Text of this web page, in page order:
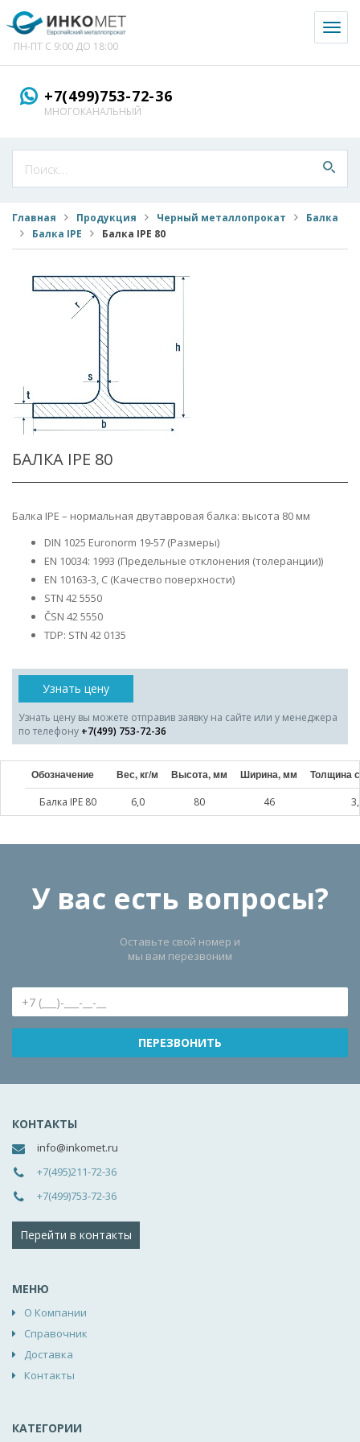
ПН-ПТ С 9:00 ДО 18:00
+7(499)753-72-36
МНОГОКАНАЛЬНЫЙ
Главная Продукция Черный металлопрокат
Балка
Балка IPE
Балка IPE 80
БАЛКА IPE 80
Балка IPE – нормальная двутавровая балка: высота 80 мм
DIN 1025 Euronorm 19-57 (Размеры)
EN 10034: 1993 (Предельные отклонения (толеранции))
EN 10163-3, C (Качество поверхности)
STN 42 5550
ČSN 42 5550
TDP: STN 42 0135
Узнать цену
Узнать цену вы можете отправив заявку на сайте или у менеджера
по телефону +7(499) 753-72-36
Обозначение Вес, кг/м Высота, мм Ширина, мм Толщина
Балка IPE 80 6,0 80 46
У вас есть вопросы?
Оставьте свой номер и
мы вам перезвоним
КОНТАКТЫ
info@inkomet.ru
+7(495)211-72-36
+7(499)753-72-36
Перейти в контакты
МЕНЮ
О Компании
Справочник
Доставка
Контакты
КАТЕГОРИИ